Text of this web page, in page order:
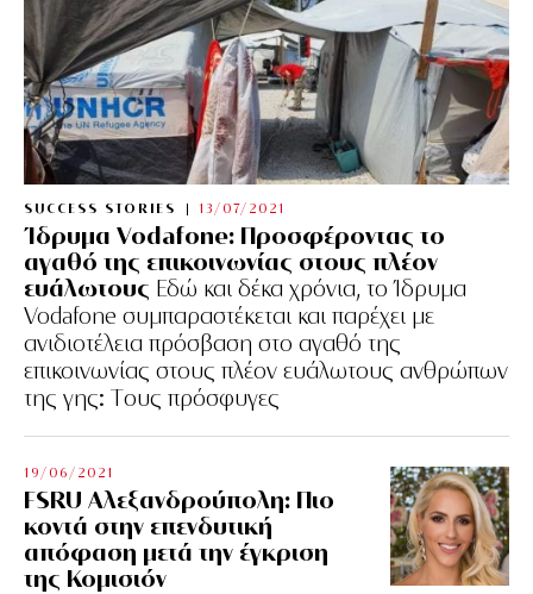
SUCCESS STORIES 13/07/2021
Ίδρυμα Vodafone: Προσφέροντας το
αγαθό της επικοινωνίας στους πλέον
ευάλωτους Εδώ και δέκα χρόνια, το Ίδρυμα
Vodafone συμπαραστέκεται και παρέχει με
ανιδιοτέλεια πρόσβαση στο αγαθό της
επικοινωνίας στους πλέον ευάλωτους ανθρώπων
της γης: Tους πρόσφυγες
19/06/2021
FSRU Αλεξανδρούπολη: Πιο
κοντά στην επενδυτική
απόφαση μετά την έγκριση
της Κομισιόν